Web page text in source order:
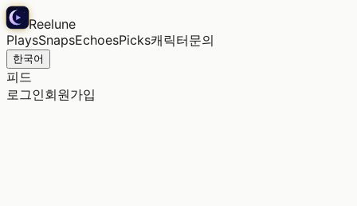
Reelune
PlaysSnapsEchoesPicks캐릭터문의
한국어
피드
로그인회원가입